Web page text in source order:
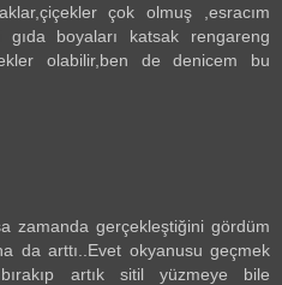
çok olmuş ,esracım
boyaları katsak rengareng
olabilir,ben de denicem bu
zamanda gerçekleştiğini gördüm
da arttı..Evet okyanusu geçmek
artık sitil yüzmeye bile